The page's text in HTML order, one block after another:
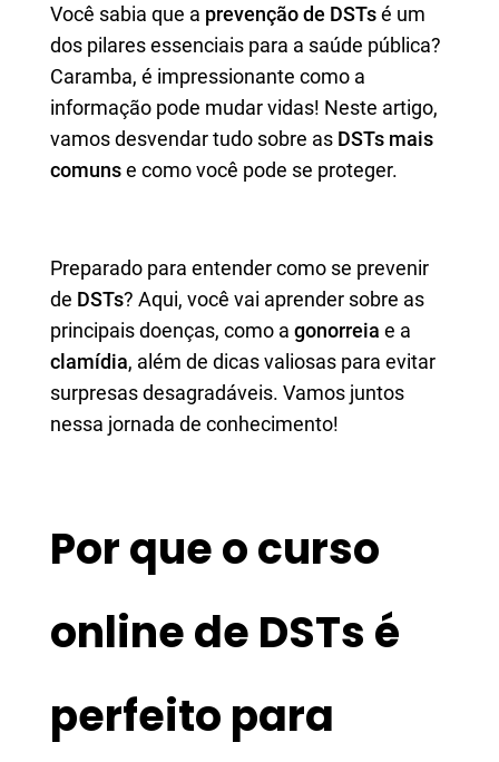
Você sabia que a prevenção de DSTsé um
dos pilares essenciais para a saúde pública?
Caramba, é impressionante como a
informação pode mudar vidas! Neste artigo,
vamos desvendar tudo sobre as DSTs mais
comunse como você pode se proteger.
Preparado para entender como se prevenir
de DSTs? Aqui, você vai aprender sobre as
principais doenças, como a gonorreia e a
clamídia, além de dicas valiosas para evitar
surpresas desagradáveis. Vamos juntos
nessa jornada de conhecimento!
Por que o curso
online de DSTs é
perfeito para